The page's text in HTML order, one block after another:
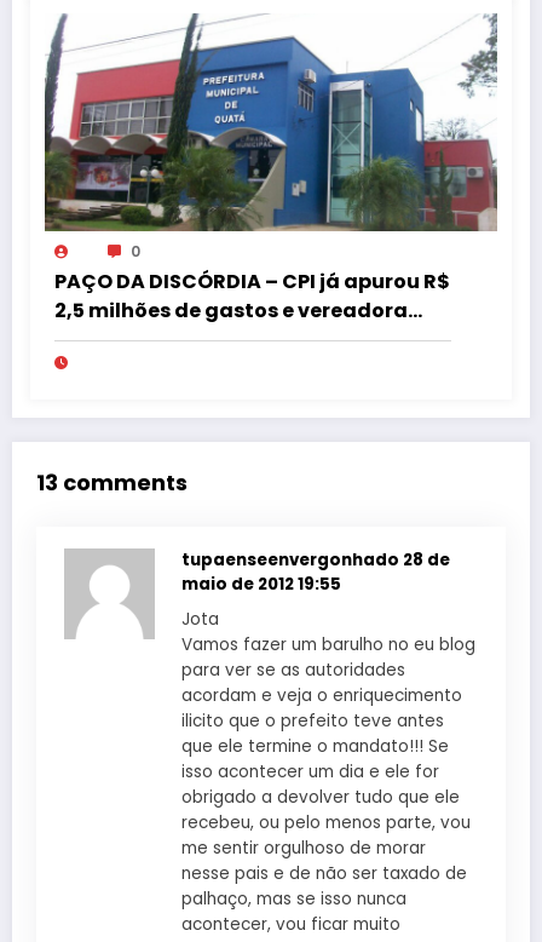
0
PAÇO DA DISCÓRDIA – CPI já apurou R$
2,5 milhões de gastos e vereadora
pede “acordo” para aprovar R$ 9,5
milhões
13 comments
tupaenseenvergonhado 28 de
maio de 2012 19:55
Jota
Vamos fazer um barulho no eu blog
para ver se as autoridades
acordam e veja o enriquecimento
ilicito que o prefeito teve antes
que ele termine o mandato!!! Se
isso acontecer um dia e ele for
obrigado a devolver tudo que ele
recebeu, ou pelo menos parte, vou
me sentir orgulhoso de morar
nesse pais e de não ser taxado de
palhaço, mas se isso nunca
acontecer, vou ficar muito